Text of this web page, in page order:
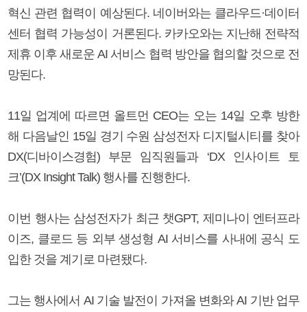
혁신 관련 협력이 예상된다. 네이버와는 클라우드·데이터
센터 협력 가능성이 거론된다. 카카오와는 지난해 전략적
제휴 이후 새로운 AI 서비스 협력 방안을 협의할 것으로 전
망된다.
11일 업계에 따르면 올트먼 CEO는 오는 14일 오후 방한
해 다음날인 15일 경기 수원 삼성전자 디지털시티를 찾아
DX(디바이스경험) 부문 임직원들과 ‘DX 인사이트 토
크’(DX Insight Talk) 행사를 진행한다.
이번 행사는 삼성전자가 최근 챗GPT, 제미나이 엔터프라
이즈, 클로드 등 외부 생성형 AI 서비스를 사내에 공식 도
입한 것을 계기로 마련됐다.
그는 행사에서 AI 기술 발전이 가져올 변화와 AI 기반 업무